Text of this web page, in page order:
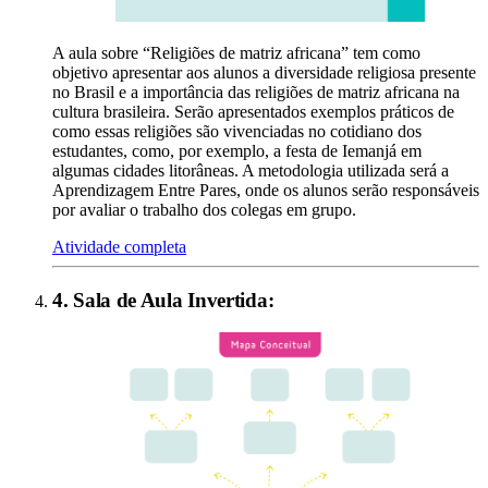
A aula sobre “Religiões de matriz africana” tem como
objetivo apresentar aos alunos a diversidade religiosa presente
no Brasil e a importância das religiões de matriz africana na
cultura brasileira. Serão apresentados exemplos práticos de
como essas religiões são vivenciadas no cotidiano dos
estudantes, como, por exemplo, a festa de Iemanjá em
algumas cidades litorâneas. A metodologia utilizada será a
Aprendizagem Entre Pares, onde os alunos serão responsáveis
por avaliar o trabalho dos colegas em grupo.
Atividade completa
4. Sala de Aula Invertida: